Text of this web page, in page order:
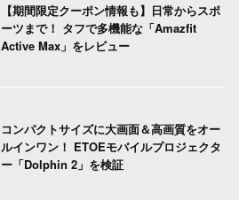
【期間限定クーポン情報も】日常からスポ
ーツまで！ タフで多機能な「Amazfit
Active Max」をレビュー
コンパクトサイズに大画面＆高画質をオー
ルインワン！ ETOEモバイルプロジェクタ
ー「Dolphin 2」を検証